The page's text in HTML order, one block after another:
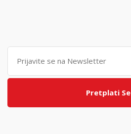
Pretplati Se